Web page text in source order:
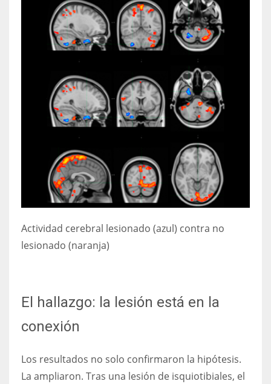
Actividad cerebral lesionado (azul) contra no
lesionado (naranja)
El hallazgo: la lesión está en la
conexión
Los resultados no solo confirmaron la hipótesis.
La ampliaron. Tras una lesión de isquiotibiales, el